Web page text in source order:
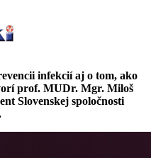
infekcií aj o tom, ako
prof. MUDr. Mgr. Miloš
Slovenskej spoločnosti